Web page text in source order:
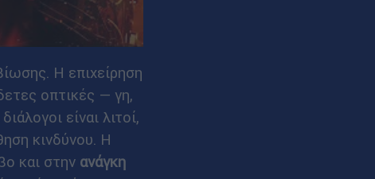
Η επιχείρηση
οπτικές — γη,
είναι λιτοί,
κινδύνου. Η
και στην ανάγκη